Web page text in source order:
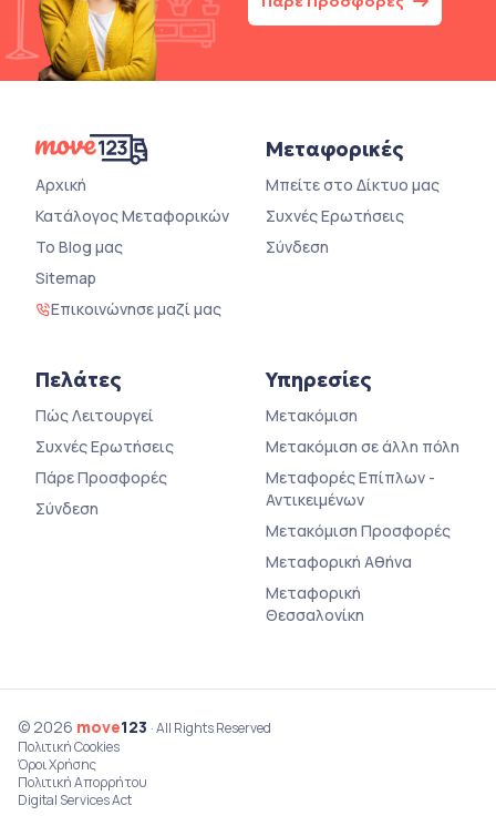
Αρχική
Κατάλογος Μεταφορικών
Το Blog μας
Sitemap
Επικοινώνησε μαζί μας
Μεταφορικές
Μπείτε στο Δίκτυο μας
Συχνές Ερωτήσεις
Σύνδεση
Πελάτες
Πώς Λειτουργεί
Συχνές Ερωτήσεις
Πάρε Προσφορές
Σύνδεση
Υπηρεσίες
Μετακόμιση
Μετακόμιση σε άλλη πόλη
Μεταφορές Επίπλων -
Αντικειμένων
Μετακόμιση Προσφορές
Μεταφορική Αθήνα
Μεταφορική
Θεσσαλονίκη
© 2026 move123 · All Rights Reserved
Πολιτική Cookies
Όροι Χρήσης
Πολιτική Απορρήτου
Digital Services Act